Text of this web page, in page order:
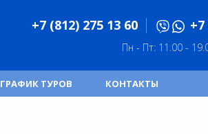
+7 (812) 275 13 60 +7
Пн - Пт: 11.00 -
ГРАФИК ТУРОВ КОНТАКТЫ